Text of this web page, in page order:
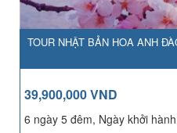
TOUR NHẬT BẢN HOA ANH
39,900,000 VND
6 ngày 5 đêm, Ngày khởi